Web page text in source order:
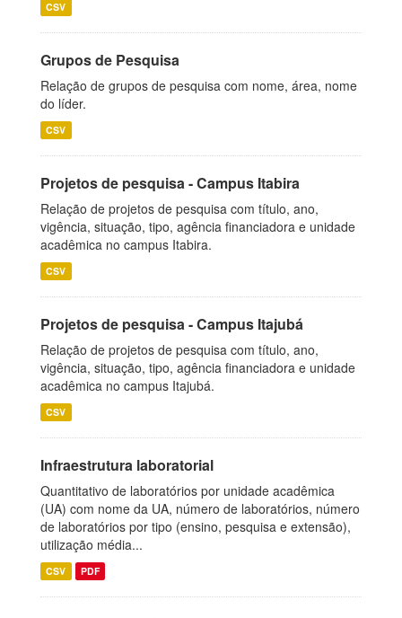
CSV
Grupos de Pesquisa
Relação de grupos de pesquisa com nome, área, nome
do líder.
CSV
Projetos de pesquisa - Campus Itabira
Relação de projetos de pesquisa com título, ano,
vigência, situação, tipo, agência financiadora e unidade
acadêmica no campus Itabira.
CSV
Projetos de pesquisa - Campus Itajubá
Relação de projetos de pesquisa com título, ano,
vigência, situação, tipo, agência financiadora e unidade
acadêmica no campus Itajubá.
CSV
Infraestrutura laboratorial
Quantitativo de laboratórios por unidade acadêmica
(UA) com nome da UA, número de laboratórios, número
de laboratórios por tipo (ensino, pesquisa e extensão),
utilização média...
CSV PDF